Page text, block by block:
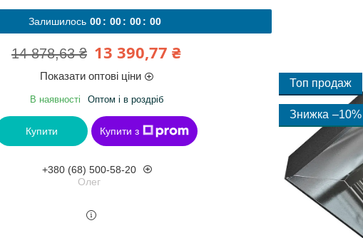
Залишилось 00 00 00 00
14 878,63 ₴ 13 390,77 ₴
Показати оптові ціни
В наявності Оптом і в роздріб
Купити Купити з
+380 (68) 500-58-20
Олег
Топ продаж
–10%